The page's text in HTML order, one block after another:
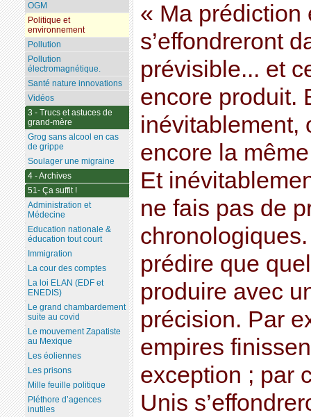
« Ma prédiction
s’effondreront
prévisible... et
encore produit.
inévitablement,
encore la
Et
ne fais pas de
prédire que
produire avec
précision. Par
empires
exception ; par
Unis
OGM
Politique et
environnement
Pollution
Pollution
électromagnétique.
Santé nature innovations
Vidéos
3 - Trucs et astuces de
grand-mère
Grog sans alcool en cas
de grippe
Soulager une migraine
4 - Archives
51- Ça suffit !
Administration et
Médecine
Education nationale &
éducation tout court
Immigration
La cour des comptes
La loi ELAN (EDF et
ENEDIS)
Le grand chambardement
suite au covid
Le mouvement Zapatiste
au Mexique
Les éoliennes
Les prisons
Mille feuille politique
Pléthore d’agences
inutiles